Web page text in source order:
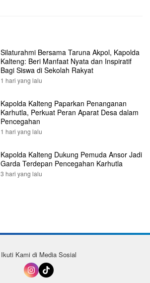
Silaturahmi Bersama Taruna Akpol, Kapolda
Kalteng: Beri Manfaat Nyata dan Inspiratif
Bagi Siswa di Sekolah Rakyat
1 hari yang lalu
Kapolda Kalteng Paparkan Penanganan
Karhutla, Perkuat Peran Aparat Desa dalam
Pencegahan
1 hari yang lalu
Kapolda Kalteng Dukung Pemuda Ansor Jadi
Garda Terdepan Pencegahan Karhutla
3 hari yang lalu
Ikuti Kami di Media Sosial